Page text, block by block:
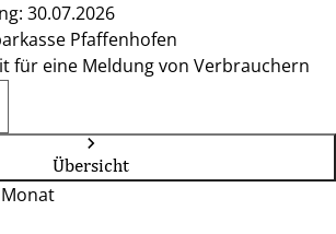
30.07.2026
Pfaffenhofen
für eine Meldung von Verbrauchern
Übersicht